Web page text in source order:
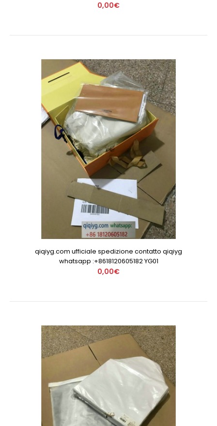
0,00€
qiqiyg.com ufficiale spedizione contatto qiqiyg
whatsapp :+8618120605182 YG01
0,00€